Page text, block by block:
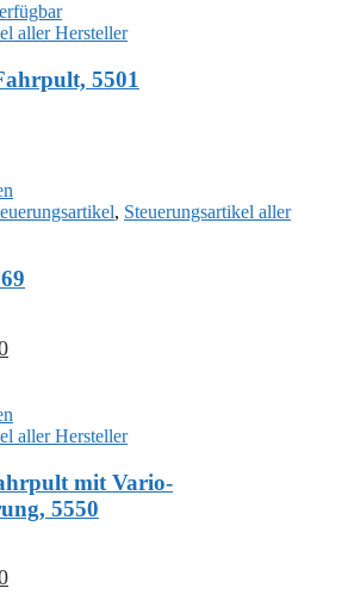
aller Hersteller
5501
, Steuerungsartikel aller
aller Hersteller
mit Vario-
5550